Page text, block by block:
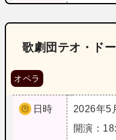
歌劇団テオ・ド
オペラ
日時
2026年5
開演：